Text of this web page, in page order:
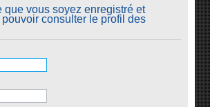
que vous soyez enregistré et
consulter le profil des